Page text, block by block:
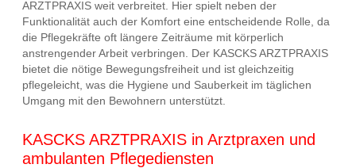
ARZTPRAXIS weit verbreitet. Hier spielt neben der
Funktionalität auch der Komfort eine entscheidende Rolle, da
die Pflegekräfte oft längere Zeiträume mit körperlich
anstrengender Arbeit verbringen. Der KASCKS ARZTPRAXIS
bietet die nötige Bewegungsfreiheit und ist gleichzeitig
pflegeleicht, was die Hygiene und Sauberkeit im täglichen
Umgang mit den Bewohnern unterstützt.
KASCKS ARZTPRAXIS in Arztpraxen und
ambulanten Pflegediensten